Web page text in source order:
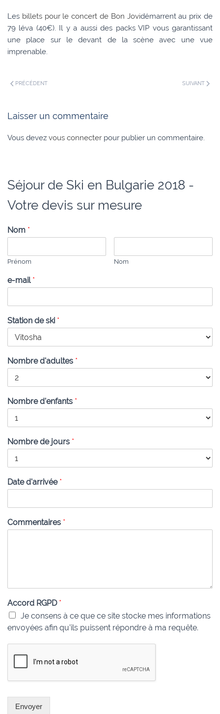
Les billets pour le concert de Bon Jovidémarrent au prix de
79 léva (40€). Il y a aussi des packs VIP vous garantissant
une place sur le devant de la scène avec une vue
imprenable.
PRÉCÉDENT SUIVANT
Laisser un commentaire
Vous devez vous connecter pour publier un commentaire.
Séjour de Ski en Bulgarie 2018 -
Votre devis sur mesure
Nom *
Prénom Nom
e-mail *
Station de ski *
Nombre d'adultes *
Nombre d'enfants *
Nombre de jours *
Date d'arrivée *
Commentaires *
Accord RGPD *
Je consens à ce que ce site stocke mes informations
envoyées afin qu’ils puissent répondre à ma requête.
Envoyer